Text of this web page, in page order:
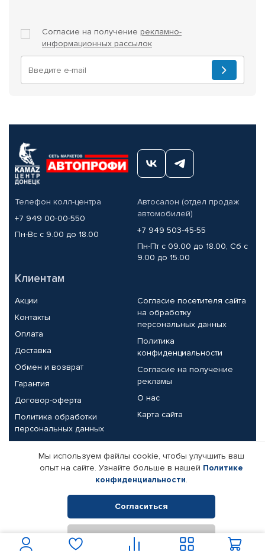
Согласие на получение рекламно-
информационных рассылок
Телефон колл-центра
+7 949 00-00-550
Пн-Вс с 9.00 до 18.00
Автосалон (отдел продаж
автомобилей)
+7 949 503-45-55
Пн-Пт с 09.00 до 18.00, Сб с
9.00 до 15.00
Клиентам
Акции
Контакты
Оплата
Доставка
Обмен и возврат
Гарантия
Договор-оферта
Политика обработки
персональных данных
Согласие посетителя сайта
на обработку
персональных данных
Политика
конфиденциальности
Согласие на получение
рекламы
О нас
Карта сайта
Партнерам
Корпоративным клиентам
Поставщикам
Реквизиты компании
© КАМАЗ ЦЕНТР ДОНЕЦК, 2015-2026. Все права защищены.
Интернет-магазин автомобильных товаров Автопрофи.
Мы используем файлы cookie, чтобы улучшить ваш
опыт на сайте. Узнайте больше в нашей Политике
конфиденциальности.
Согласиться
Отклонить